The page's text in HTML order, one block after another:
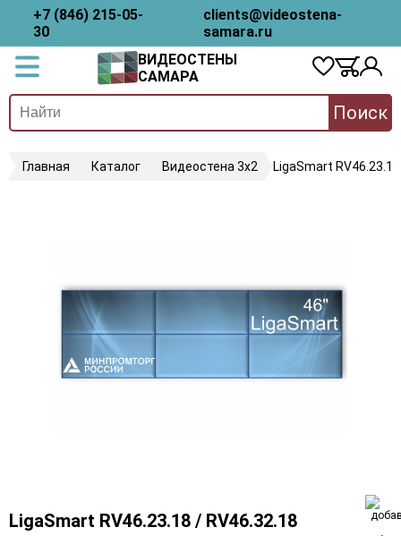
+7 (846) 215-05-
30
clients@videostena-
samara.ru
ВИДЕОСТЕНЫ
САМАРА
Поиск
Главная Каталог Видеостена 3х2 LigaSmart
LigaSmart RV46.23.18 / RV46.32.18